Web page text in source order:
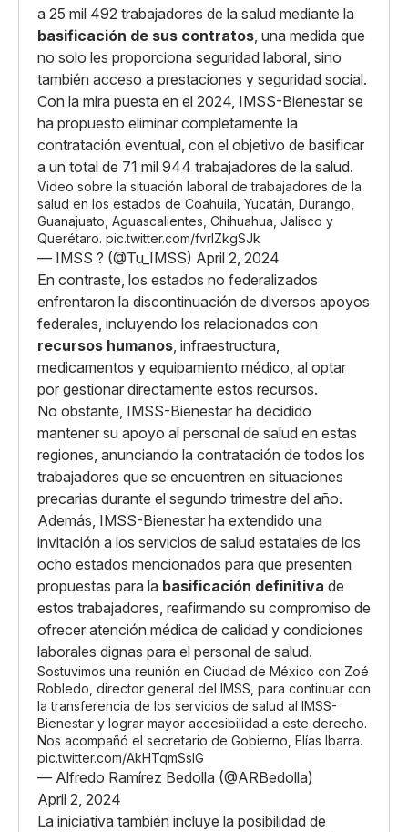
a 25 mil 492 trabajadores de la salud mediante la
basificación de sus contratos, una medida que
no solo les proporciona seguridad laboral, sino
también acceso a prestaciones y seguridad social.
Con la mira puesta en el 2024, IMSS-Bienestar se
ha propuesto eliminar completamente la
contratación eventual, con el objetivo de basificar
a un total de 71 mil 944 trabajadores de la salud.
Video sobre la situación laboral de trabajadores de la
salud en los estados de Coahuila, Yucatán, Durango,
Guanajuato, Aguascalientes, Chihuahua, Jalisco y
Querétaro. pic.twitter.com/fvrlZkgSJk
— IMSS ? (@Tu_IMSS) April 2, 2024
En contraste, los estados no federalizados
enfrentaron la discontinuación de diversos apoyos
federales, incluyendo los relacionados con
recursos humanos, infraestructura,
medicamentos y equipamiento médico, al optar
por gestionar directamente estos recursos.
No obstante, IMSS-Bienestar ha decidido
mantener su apoyo al personal de salud en estas
regiones, anunciando la contratación de todos los
trabajadores que se encuentren en situaciones
precarias durante el segundo trimestre del año.
Además, IMSS-Bienestar ha extendido una
invitación a los servicios de salud estatales de los
ocho estados mencionados para que presenten
propuestas para la basificación definitiva de
estos trabajadores, reafirmando su compromiso de
ofrecer atención médica de calidad y condiciones
laborales dignas para el personal de salud.
Sostuvimos una reunión en Ciudad de México con Zoé
Robledo, director general del IMSS, para continuar con
la transferencia de los servicios de salud al IMSS-
Bienestar y lograr mayor accesibilidad a este derecho.
Nos acompañó el secretario de Gobierno, Elías Ibarra.
pic.twitter.com/AkHTqmSsIG
— Alfredo Ramírez Bedolla (@ARBedolla)
April 2, 2024
La iniciativa también incluye la posibilidad de